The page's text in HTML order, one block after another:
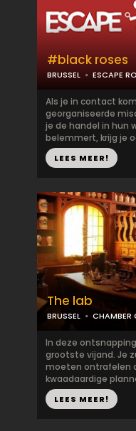
#black roses
BRUSSEL ESCAPE
Als je in contact
georganiseerde
je de handel in hun
belemmert, krijg je
LEES MEER!
The lab
BRUSSEL CHAMBER
In deze
grootste vijand. Je
moeten ontrafelen
kwaadaardige
LEES MEER!